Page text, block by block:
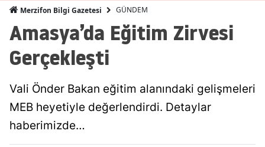
Merzifon Bilgi Gazetesi GÜNDEM
Amasya’da Eğitim Zirvesi
Gerçekleşti
Vali Önder Bakan eğitim alanındaki gelişmeleri
MEB heyetiyle değerlendirdi. Detaylar
haberimizde…